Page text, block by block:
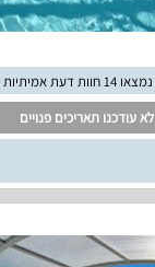
נמצאו 14 חוות דעת אמיתיות
לא עודכנו תאריכים פנויים